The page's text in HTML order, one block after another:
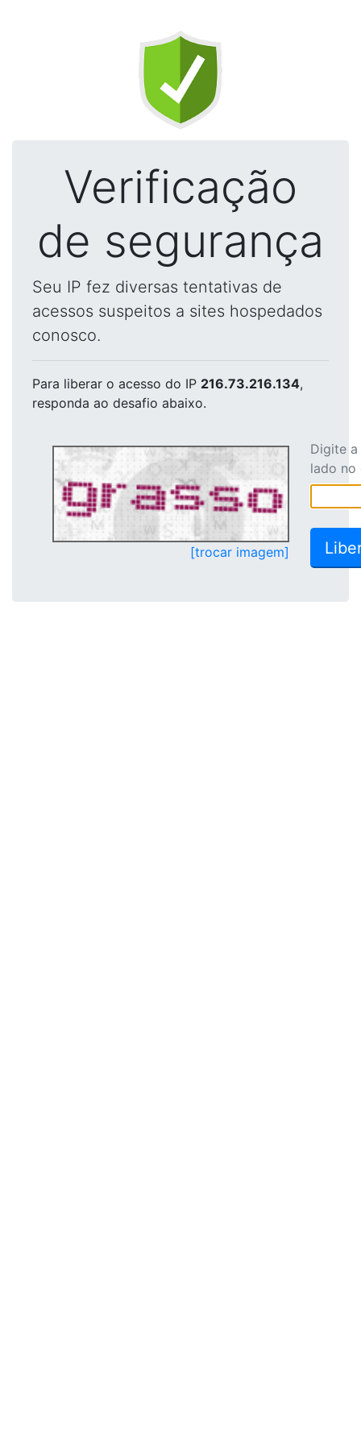
Verificação
de segurança
Seu IP fez diversas tentativas de
acessos suspeitos a sites hospedados
conosco.
Para liberar o acesso do IP 216.73.216.134,
responda ao desafio abaixo.
[trocar imagem]
Digite
lado no